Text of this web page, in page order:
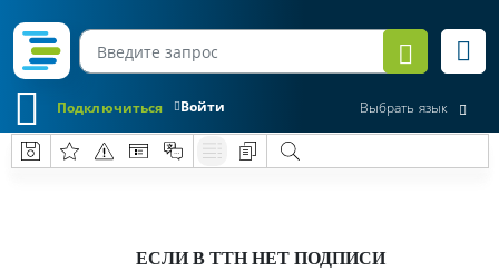
Войти
Подключиться Выбрать язык
ЕСЛИ В ТТН НЕТ ПОДПИСИ